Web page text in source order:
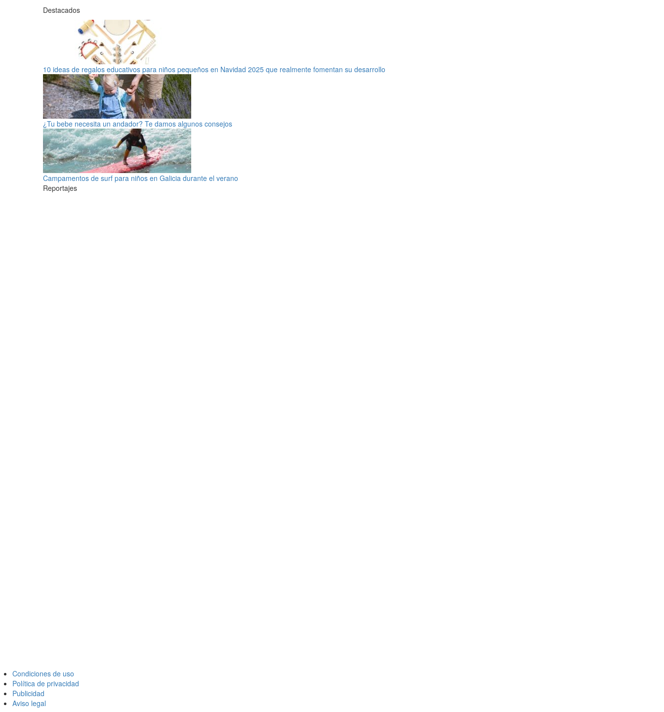
Destacados
10 ideas de regalos educativos para niños pequeños en Navidad 2025 que realmente fomentan su desarrollo
¿Tu bebe necesita un andador? Te damos algunos consejos
Campamentos de surf para niños en Galicia durante el verano
Reportajes
Condiciones de uso
Política de privacidad
Publicidad
Aviso legal